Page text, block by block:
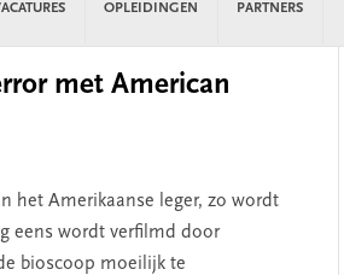
OPLEIDINGEN PARTNERS
met American
het Amerikaanse leger, zo wordt
eens wordt verfilmd door
bioscoop moeilijk te